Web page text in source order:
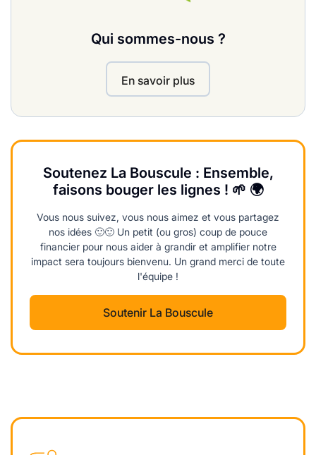
Qui sommes-nous ?
En savoir plus
Soutenez La Bouscule : Ensemble,
faisons bouger les lignes ! 🌱 🌍
Vous nous suivez, vous nous aimez et vous partagez
nos idées 🙂🙂 Un petit (ou gros) coup de pouce
financier pour nous aider à grandir et amplifier notre
impact sera toujours bienvenu. Un grand merci de toute
l'équipe !
Soutenir La Bouscule